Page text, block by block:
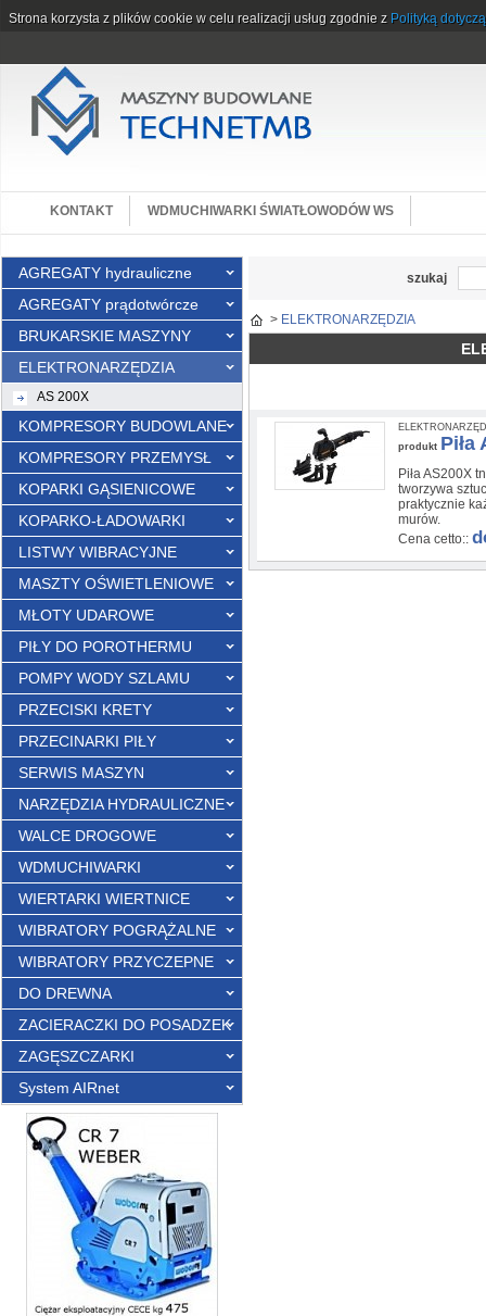
KONTAKT WDMUCHIWARKI ŚWIATŁOWODÓW WS
AGREGATY hydrauliczne
AGREGATY prądotwórcze
BRUKARSKIE MASZYNY
ELEKTRONARZĘDZIA
AS 200X
KOMPRESORY BUDOWLANE
KOMPRESORY PRZEMYSŁ
KOPARKI GĄSIENICOWE
KOPARKO-ŁADOWARKI
LISTWY WIBRACYJNE
MASZTY OŚWIETLENIOWE
MŁOTY UDAROWE
PIŁY DO POROTHERMU
POMPY WODY SZLAMU
PRZECISKI KRETY
PRZECINARKI PIŁY
SERWIS MASZYN
NARZĘDZIA HYDRAULICZNE
WALCE DROGOWE
WDMUCHIWARKI
WIERTARKI WIERTNICE
WIBRATORY POGRĄŻALNE
WIBRATORY PRZYCZEPNE
DO DREWNA
ZACIERACZKI DO POSADZEK
ZAGĘSZCZARKI
System AIRnet
szukaj
> ELEKTRONARZĘDZIA
produkt Piła
Piła AS200X
tworzywa
praktycznie
murów.
Cena cetto::
Strona korzysta z plików cookie w celu realizacji usług zgodnie z Polityką